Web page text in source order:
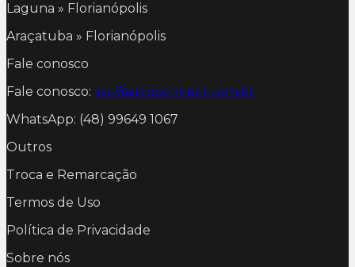
Laguna » Florianópolis
Araçatuba » Florianópolis
Fale conosco
Fale conosco: sac@anjoconnect.com.br
WhatsApp: (48) 99649 1067
Outros
Troca e Remarcação
Termos de Uso
Política de Privacidade
Sobre nós